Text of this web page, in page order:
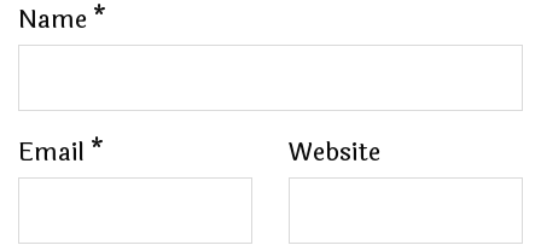
Name *
Email * Website